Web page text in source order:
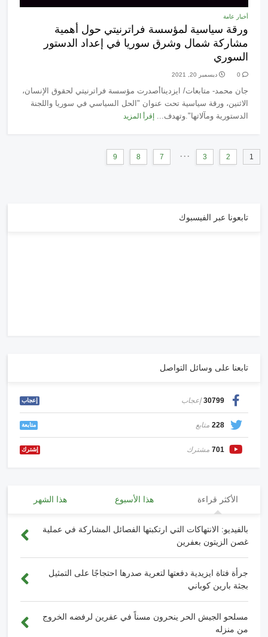
أخبار عامة
ورقة سياسية لمؤسسة فراترنيتي حول أهمية
مشاركة شمال وشرق سوريا في إعداد الدستور
السوري
0 ديسمبر 20, 2021
جان محمد- متابعات/ ايزديناأصدرت مؤسسة فراترنيتي لحقوق الإنسان،
الاثنين، ورقة سياسية تحت عنوان "الحل السياسي في سوريا واللجنة
الدستورية ومآلاتها".وتهدف...
إقرأ المزيد
1
2
3
...
7
8
9
تابعونا عبر الفيسبوك
تابعنا على وسائل التواصل
30799 إعجاب إعجاب
228 متابع متابعة
701 مشترك إشترك
الأكثر قراءة هذا الأسبوع هذا الشهر
بالفيديو: الانتهاكات التي ارتكبتها الفصائل المشاركة في عملية
غصن الزيتون بعفرين
جرأة فتاة ايزيدية دفعتها لتعرية صدرها احتجاجًا على التمثيل
بجثة بارين كوباني
مسلحو الجيش الحر ينحرون مسناً في عفرين لرفضه الخروج
من منزله